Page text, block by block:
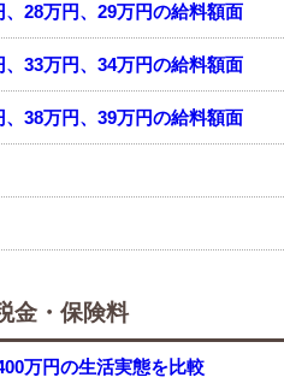
28万円、29万円の給料額面
33万円、34万円の給料額面
38万円、39万円の給料額面
金・保険料
万円の生活実態を比較